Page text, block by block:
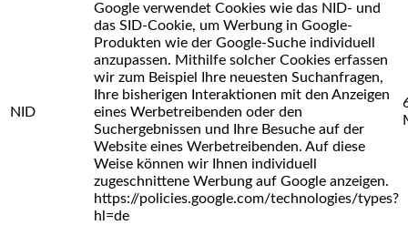
NID
Google verwendet Cookies wie das NID- und
das SID-Cookie, um Werbung in Google-
Produkten wie der Google-Suche individuell
anzupassen. Mithilfe solcher Cookies erfassen
wir zum Beispiel Ihre neuesten Suchanfragen,
Ihre bisherigen Interaktionen mit den Anzeigen
eines Werbetreibenden oder den
Suchergebnissen und Ihre Besuche auf der
Website eines Werbetreibenden. Auf diese
Weise können wir Ihnen individuell
zugeschnittene Werbung auf Google anzeigen.
https://policies.google.com/technologies/types?
hl=de